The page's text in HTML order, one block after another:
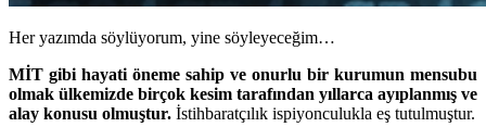
Her yazımda söylüyorum, yine söyleyeceğim…
MİT gibi hayati öneme sahip ve onurlu bir kurumun mensubu
olmak ülkemizde birçok kesim tarafından yıllarca ayıplanmış ve
alay konusu olmuştur. İstihbaratçılık ispiyonculukla eş tutulmuştur.